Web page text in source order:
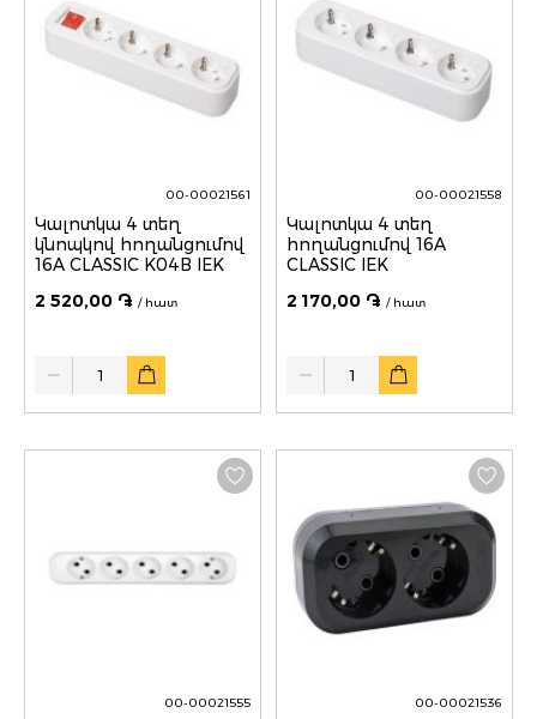
00-00021561
Կալոտկա 4 տեղ
կնոպկով հողանցումով
16A CLASSIC K04B IEK
2 520,00 ֏ / հատ
Quantity
00-00021558
Կալոտկա 4 տեղ
հողանցումով 16A
CLASSIC IEK
2 170,00 ֏ / հատ
Quantity
00-00021555 00-00021536